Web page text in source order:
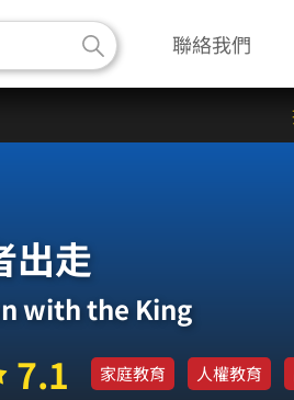
聯絡我們
出走
with the King
7.1 家庭教育 人權教育